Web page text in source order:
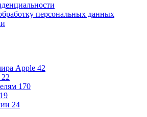
персональных данных
Apple 42
22
170
24